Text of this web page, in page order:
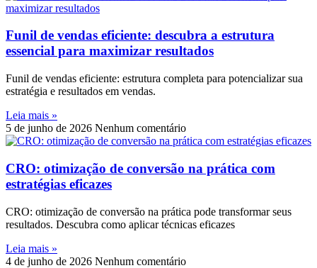
Funil de vendas eficiente: descubra a estrutura
essencial para maximizar resultados
Funil de vendas eficiente: estrutura completa para potencializar sua
estratégia e resultados em vendas.
Leia mais »
5 de junho de 2026 Nenhum comentário
CRO: otimização de conversão na prática com
estratégias eficazes
CRO: otimização de conversão na prática pode transformar seus
resultados. Descubra como aplicar técnicas eficazes
Leia mais »
4 de junho de 2026 Nenhum comentário